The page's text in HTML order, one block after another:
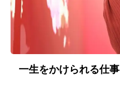
一生をかけられる仕事